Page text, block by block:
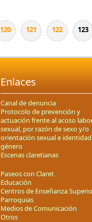
120 121 122 123
Enlaces
Canal de denuncia
Protocolo de prevención y
actuación frente al acoso
sexual, por razón de sexo y/o
orientación sexual e
género
Escenas claretianas
Paseos con Claret
Educación
Centros de Enseñanza
Parroquias
Medios de Comunicación
Otros